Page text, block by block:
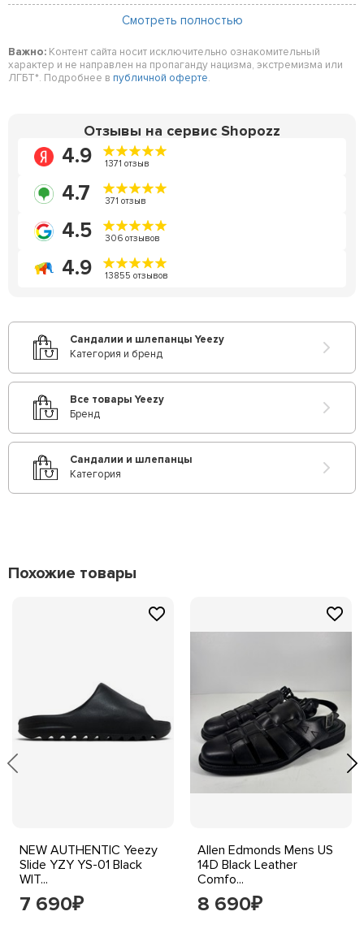
Смотреть полностью
Важно: Контент сайта носит исключительно ознакомительный
характер и не направлен на пропаганду нацизма, экстремизма или
ЛГБТ*. Подробнее в публичной оферте.
Отзывы на сервис Shopozz
4.9 1371 отзыв
4.7 371 отзыв
4.5 306 отзывов
4.9 13855 отзывов
Сандалии и шлепанцы Yeezy
Категория и бренд
Все товары Yeezy
Бренд
Сандалии и шлепанцы
Категория
Похожие товары
NEW AUTHENTIC Yeezy
Slide YZY YS-01 Black
WIT...
7 690₽
Allen Edmonds Mens US
14D Black Leather
Comfo...
8 690₽